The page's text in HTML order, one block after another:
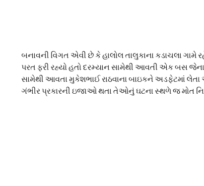
બનાવની વિગત એવી છે કે હાલોલ તાલુકાના કડાચલા ગામે
પરત ફરી રહ્યો હતો દરમ્યાન સામેથી આવતી એક બસ
સામેથી આવતા મુકેશભાઈ રાઠવાના બાઇકને અડફેટમાં લેતા
ગંભીર પ્રકારની ઇજાઓ થતા તેઓનું ઘટના સ્થળે જ મોત